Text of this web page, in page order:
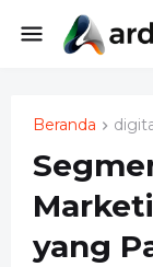
Beranda
yang